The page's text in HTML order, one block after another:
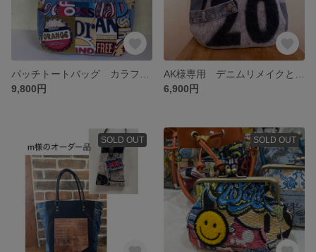
9,800円
6,900円
SOLD OUT SOLD OUT